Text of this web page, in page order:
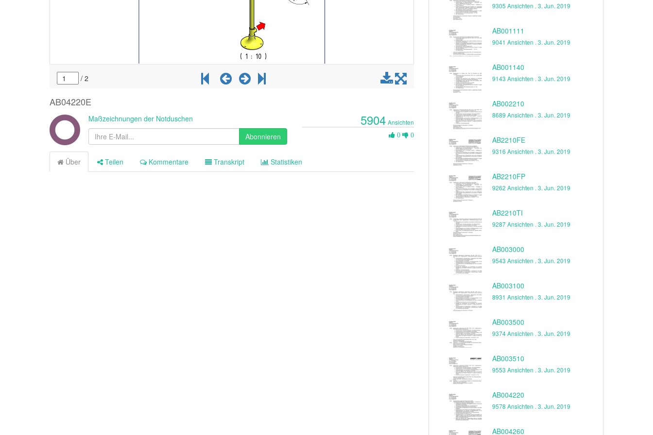
AB04220E
Maßzeichnungen der Notduschen
Abonnieren
5904 Ansichten
0 0
Über Teilen Kommentare Transkript Statistiken
9305 Ansichten . 3. Jun. 2019
AB001111
9041 Ansichten . 3. Jun. 2019
AB001140
9143 Ansichten . 3. Jun. 2019
AB002210
8689 Ansichten . 3. Jun. 2019
AB2210FE
9316 Ansichten . 3. Jun. 2019
AB2210FP
9262 Ansichten . 3. Jun. 2019
AB2210TI
9287 Ansichten . 3. Jun. 2019
AB003000
9543 Ansichten . 3. Jun. 2019
AB003100
8931 Ansichten . 3. Jun. 2019
AB003500
9374 Ansichten . 3. Jun. 2019
AB003510
9553 Ansichten . 3. Jun. 2019
AB004220
9578 Ansichten . 3. Jun. 2019
AB004260